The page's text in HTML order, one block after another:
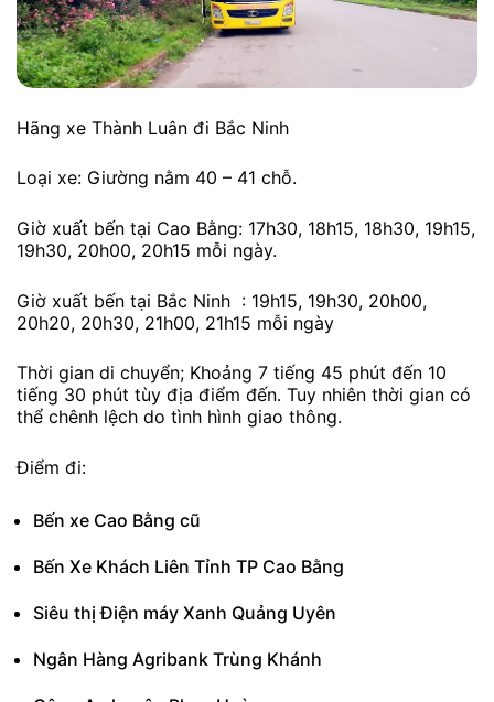
Hãng xe Thành Luân đi Bắc Ninh
Loại xe: Giường nằm 40 – 41 chỗ.
Giờ xuất bến tại Cao Bằng: 17h30, 18h15, 18h30, 19h15,
19h30, 20h00, 20h15 mỗi ngày.
Giờ xuất bến tại Bắc Ninh : 19h15, 19h30, 20h00,
20h20, 20h30, 21h00, 21h15 mỗi ngày
Thời gian di chuyển; Khoảng 7 tiếng 45 phút đến 10
tiếng 30 phút tùy địa điểm đến. Tuy nhiên thời gian có
thể chênh lệch do tình hình giao thông.
Điểm đi:
Bến xe Cao Bằng cũ
Bến Xe Khách Liên Tỉnh TP Cao Bằng
Siêu thị Điện máy Xanh Quảng Uyên
Ngân Hàng Agribank Trùng Khánh